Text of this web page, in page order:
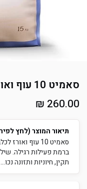
סאמיט 10 עוף ואורז אוכל לכלב בוגר 15 ק"ג
מחיר
רגיל
260.00 ₪
תיאור המוצר (לחץ
סאמיט 10 עוף
ברמת פעילות רגילה.
תקין, חיוניות ותזונה נכו...